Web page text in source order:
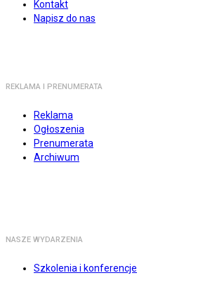
Kontakt
Napisz do nas
REKLAMA I PRENUMERATA
Reklama
Ogłoszenia
Prenumerata
Archiwum
NASZE WYDARZENIA
Szkolenia i konferencje